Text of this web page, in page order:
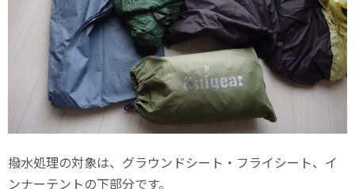
撥水処理の対象は、グラウンドシート・フライシート、イ
ンナーテントの下部分です。